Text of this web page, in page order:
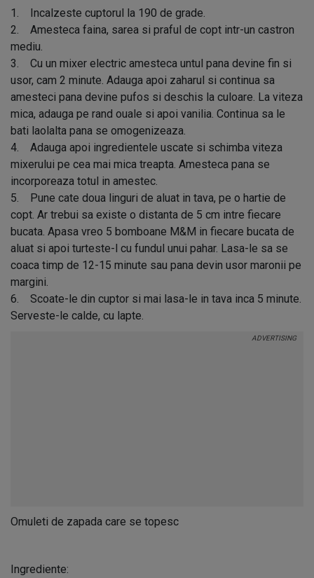
1. Incalzeste cuptorul la 190 de grade.
2. Amesteca faina, sarea si praful de copt intr-un castron
mediu.
3. Cu un mixer electric amesteca untul pana devine fin si
usor, cam 2 minute. Adauga apoi zaharul si continua sa
amesteci pana devine pufos si deschis la culoare. La viteza
mica, adauga pe rand ouale si apoi vanilia. Continua sa le
bati laolalta pana se omogenizeaza.
4. Adauga apoi ingredientele uscate si schimba viteza
mixerului pe cea mai mica treapta. Amesteca pana se
incorporeaza totul in amestec.
5. Pune cate doua linguri de aluat in tava, pe o hartie de
copt. Ar trebui sa existe o distanta de 5 cm intre fiecare
bucata. Apasa vreo 5 bomboane M&M in fiecare bucata de
aluat si apoi turteste-l cu fundul unui pahar. Lasa-le sa se
coaca timp de 12-15 minute sau pana devin usor maronii pe
margini.
6. Scoate-le din cuptor si mai lasa-le in tava inca 5 minute.
Serveste-le calde, cu lapte.
Omuleti de zapada care se topesc
Ingrediente: